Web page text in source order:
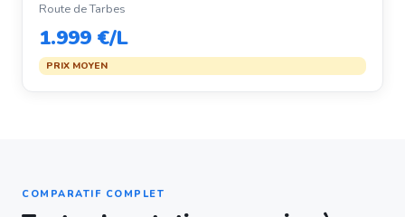
Route de Tarbes
1.999 €/L
PRIX MOYEN
COMPARATIF COMPLET